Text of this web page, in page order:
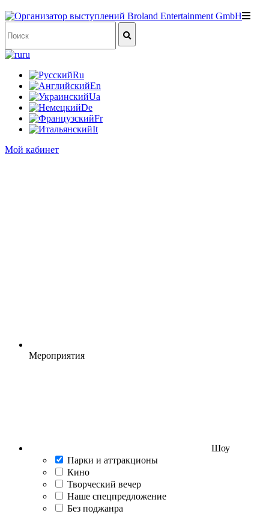
ru
Ru
En
Ua
De
Fr
It
Мой кабинет
Мероприятия
Шоу
Парки и аттракционы
Кино
Творческий вечер
Наше спецпредложение
Без поджанра